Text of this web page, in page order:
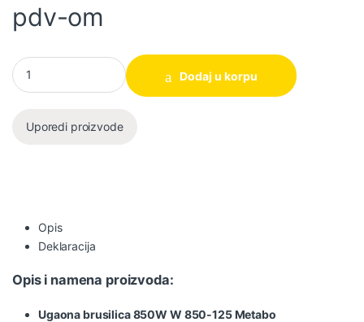
pdv-om
Ugaona brusilica 850W W 850-125 METABO (603608000)
Dodaj u korpu
Uporedi proizvode
Opis
Deklaracija
Opis i namena proizvoda:
Ugaona brusilica 850W W 850-125 Metabo